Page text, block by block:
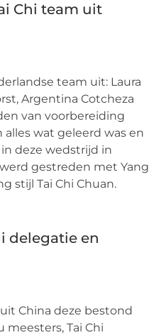
Chi team uit
team uit: Laura
Argentina Cotcheza
van voorbereiding
wat geleerd was en
deze wedstrijd in
gestreden met Yang
stijl Tai Chi Chuan.
delegatie en
China deze bestond
Tai Chi